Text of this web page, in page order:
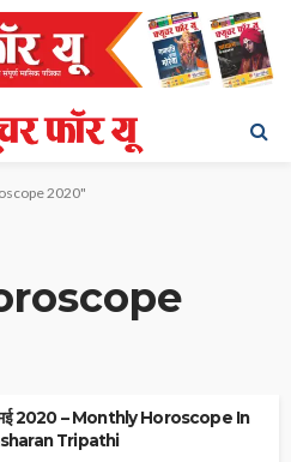
2020"
मई 2020 – Monthly Horoscope In
Tripathi